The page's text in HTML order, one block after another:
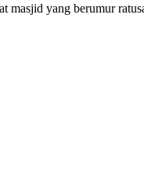
masjid yang berumur